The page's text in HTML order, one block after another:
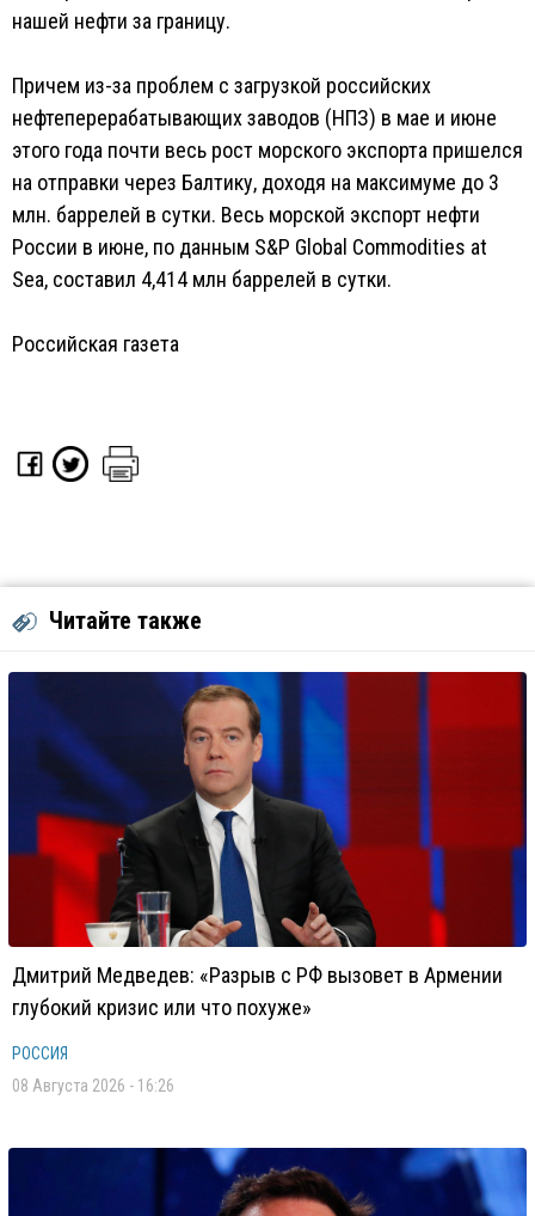
нашей нефти за границу.
Причем из-за проблем с загрузкой российских
нефтеперерабатывающих заводов (НПЗ) в мае и июне
этого года почти весь рост морского экспорта пришелся
на отправки через Балтику, доходя на максимуме до 3
млн. баррелей в сутки. Весь морской экспорт нефти
России в июне, по данным S&P Global Commodities at
Sea, составил 4,414 млн баррелей в сутки.
Российская газета
Читайте также
Дмитрий Медведев: «Разрыв с РФ вызовет в Армении
глубокий кризис или что похуже»
РОССИЯ
08 Августа 2026 - 16:26